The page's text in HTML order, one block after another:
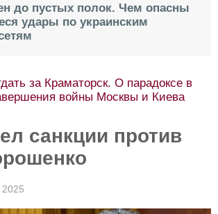
до пустых полок. Чем опасны
удары по украинским
за Краматорск. О парадоксе в
войны Москвы и Киева
санкции против